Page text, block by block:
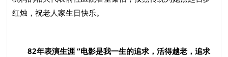
红烛，祝老人家生日快乐。
82年表演生涯 “电影是我一生的追求，活得越老，追求